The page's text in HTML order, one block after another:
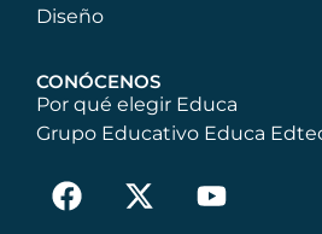
Diseño
CONÓCENOS
Por qué elegir Educa
Grupo Educativo Educa